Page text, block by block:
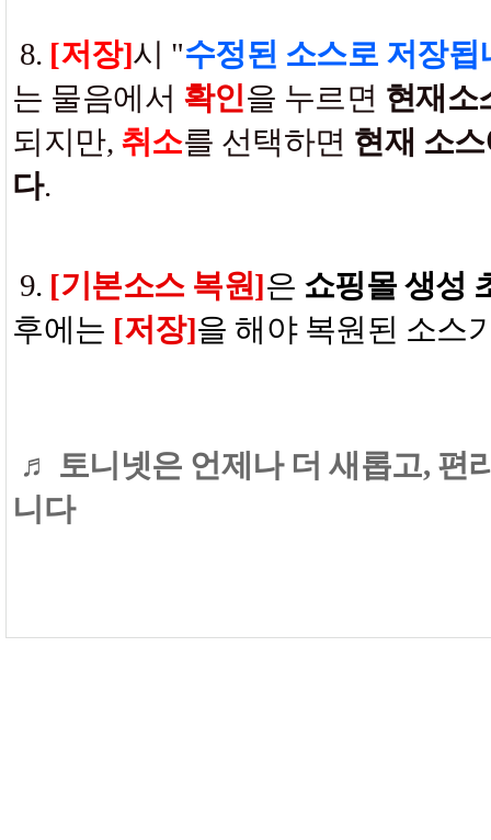
8. [저장]시 "수정된 소스로 저장
는 물음에서 확인을 누르면 현재소
되지만, 취소를 선택하면 현재 소
다.
9. [기본소스 복원]은 쇼핑몰 생성
후에는 [저장]을 해야 복원된 소스
♬ 토니넷은 언제나 더 새롭고, 편
니다